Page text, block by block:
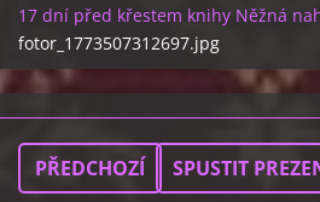
17 dní před křestem knihy Něžná
fotor_1773507312697.jpg
PŘEDCHOZÍ SPUSTIT